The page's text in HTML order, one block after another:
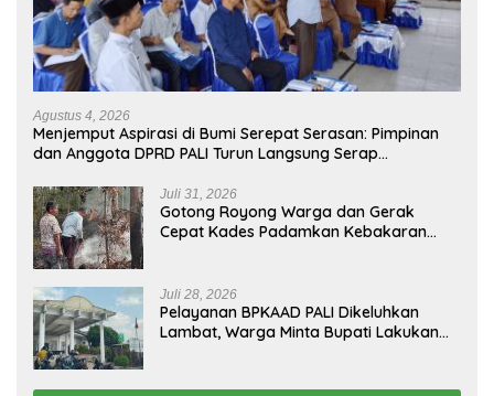
Agustus 4, 2026
Menjemput Aspirasi di Bumi Serepat Serasan: Pimpinan
dan Anggota DPRD PALI Turun Langsung Serap
Juli 31, 2026
Gotong Royong Warga dan Gerak
Cepat Kades Padamkan Kebakaran
Juli 28, 2026
Pelayanan BPKAAD PALI Dikeluhkan
Lambat, Warga Minta Bupati Lakukan